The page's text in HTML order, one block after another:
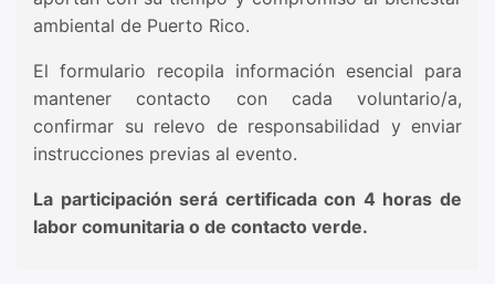
ambiental de Puerto Rico.
El formulario recopila información esencial para
mantener contacto con cada voluntario/a,
confirmar su relevo de responsabilidad y enviar
instrucciones previas al evento.
La participación será certificada con 4 horas de
labor comunitaria o de contacto verde.